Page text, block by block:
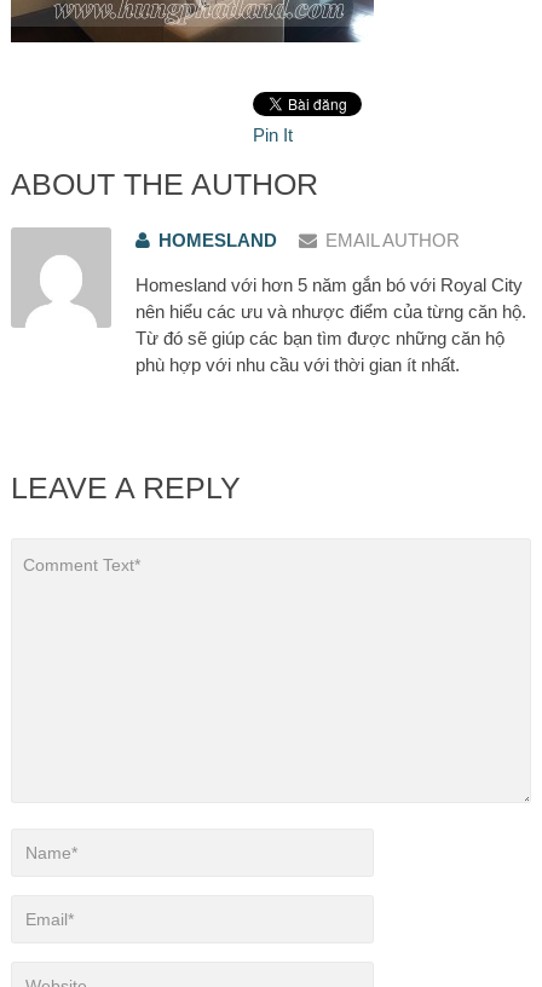
Pin It
ABOUT THE AUTHOR
HOMESLAND EMAIL AUTHOR
Homesland với hơn 5 năm gắn bó với Royal City
nên hiểu các ưu và nhược điểm của từng căn hộ.
Từ đó sẽ giúp các bạn tìm được những căn hộ
phù hợp với nhu cầu với thời gian ít nhất.
LEAVE A REPLY